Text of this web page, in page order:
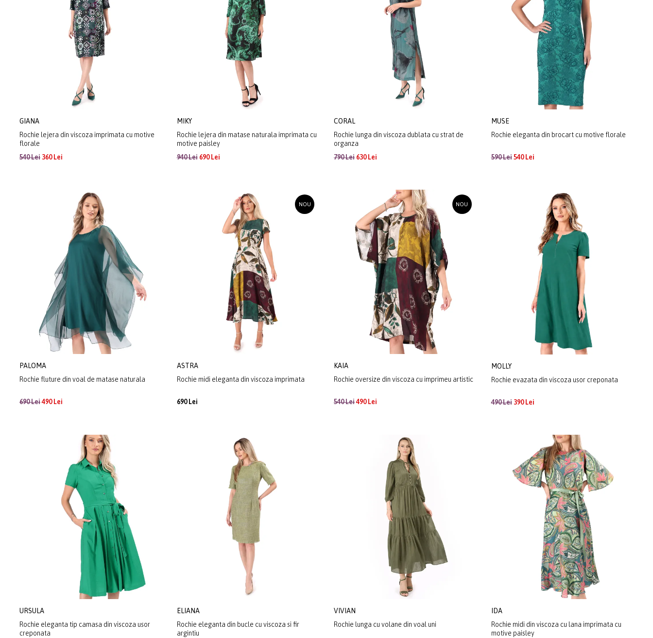
GIANA
Rochie lejera din viscoza imprimata cu motive
florale
540 Lei 360 Lei
MIKY
Rochie lejera din matase naturala imprimata cu
motive paisley
940 Lei690 Lei
CORAL
Rochie lunga din viscoza dublata cu strat de
organza
790 Lei 630 Lei
MUSE
Rochie eleganta din brocart cu motive florale
590 Lei540 Lei
PALOMA
Rochie fluture din voal de matase naturala
690 Lei490 Lei
NOU
ASTRA
Rochie midi eleganta din viscoza imprimata
690 Lei
NOU
KAIA
Rochie oversize din viscoza cu imprimeu artistic
540 Lei490 Lei
MOLLY
Rochie evazata din viscoza usor creponata
490 Lei390 Lei
URSULA
Rochie eleganta tip camasa din viscoza usor
creponata
ELIANA
Rochie eleganta din bucle cu viscoza si fir
argintiu
VIVIAN
Rochie lunga cu volane din voal uni
IDA
Rochie midi din viscoza cu lana imprimata cu
motive paisley